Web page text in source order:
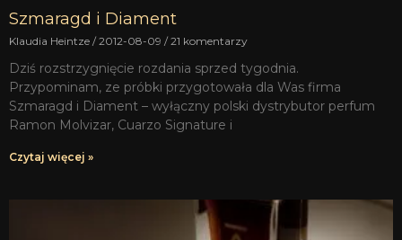
Szmaragd i Diament
Klaudia Heintze 2012-08-09 21 komentarzy
Dziś rozstrzygnięcie rozdania sprzed tygodnia.
Przypominam, ze próbki przygotowała dla Was firma
Szmaragd i Diament – wyłączny polski dystrybutor perfum
Ramon Molvizar, Cuarzo Signature i
Czytaj więcej »